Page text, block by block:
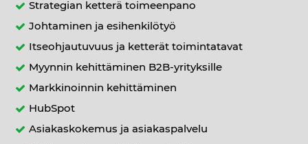
Strategian ketterä toimeenpano
Johtaminen ja esihenkilötyö
Itseohjautuvuus ja ketterät toimintatavat
Myynnin kehittäminen B2B-yrityksille
Markkinoinnin kehittäminen
HubSpot
Asiakaskokemus ja asiakaspalvelu